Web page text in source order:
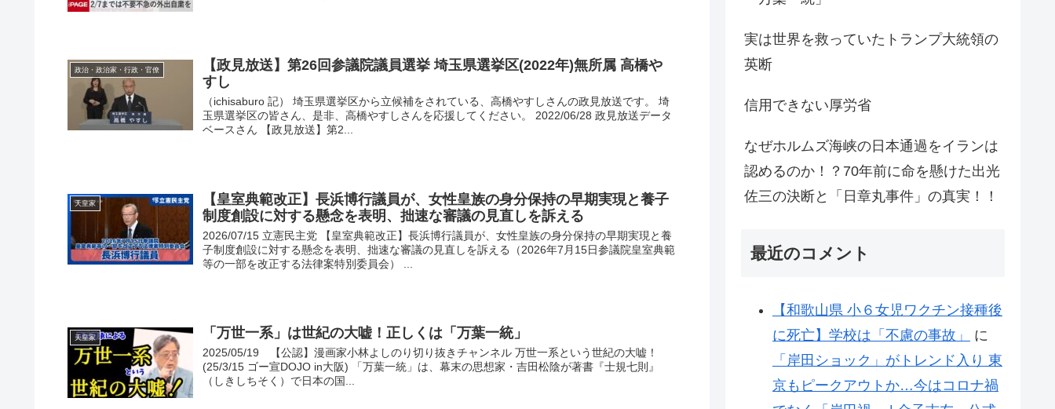
政治・政治家・行政・官僚
【政見放送】第26回参議院議員選挙 埼玉県選挙区(2022年)無所属 高橋や
すし
（ichisaburo 記） 埼玉県選挙区から立候補をされている、高橋やすしさんの政見放送です。 埼
玉県選挙区の皆さん、是非、高橋やすしさんを応援してください。 2022/06/28 政見放送データ
ベースさん 【政見放送】第2...
天皇家
【皇室典範改正】長浜博行議員が、女性皇族の身分保持の早期実現と養子
制度創設に対する懸念を表明、拙速な審議の見直しを訴える
2026/07/15 立憲民主党 【皇室典範改正】長浜博行議員が、女性皇族の身分保持の早期実現と養
子制度創設に対する懸念を表明、拙速な審議の見直しを訴える（2026年7月15日参議院皇室典範
等の一部を改正する法律案特別委員会） ...
天皇家 「万世一系」は世紀の大嘘！正しくは「万葉一統」
2025/05/19 【公認】漫画家小林よしのり切り抜きチャンネル 万世一系という世紀の大嘘！
(25/3/15 ゴー宣DOJO in大阪) 「万葉一統」は、幕末の思想家・吉田松陰が著書『士規七則』
（しきしちそく）で日本の国...
実は世界を救っていたトランプ大統領の
英断
信用できない厚労省
なぜホルムズ海峡の日本通過をイランは
認めるのか！？70年前に命を懸けた出光
佐三の決断と「日章丸事件」の真実！！
最近のコメント
【和歌山県 小６女児ワクチン接種後
に死亡】学校は「不慮の事故」
に
「岸田ショック」がトレンド入り 東
京もピークアウトか…今はコロナ禍